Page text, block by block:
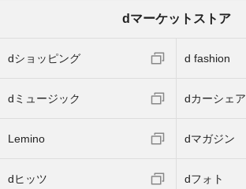
dマーケットストア
dショッピング d fashion
dミュージック dカーシェア
Lemino dマガジン
dヒッツ dフォト